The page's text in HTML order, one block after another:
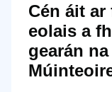
Cén áit
eolais a
gearán